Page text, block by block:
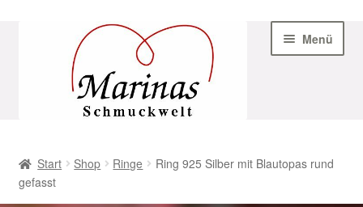
Navigation
Menü
AGB
Start Shop Ringe
Ring 925 Silber mit Blautopas rund
gefasst